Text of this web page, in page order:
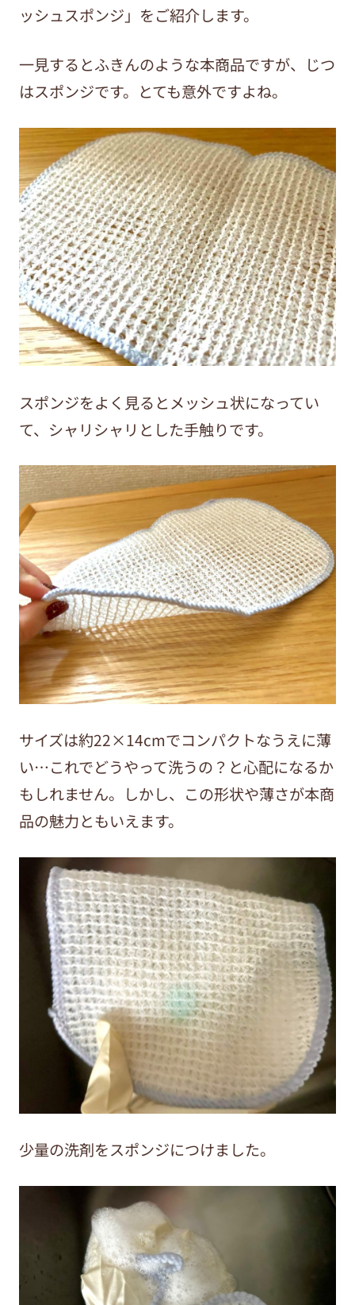
ッシュスポンジ」をご紹介します。
一見するとふきんのような本商品ですが、じつ
はスポンジです。とても意外ですよね。
スポンジをよく見るとメッシュ状になってい
て、シャリシャリとした手触りです。
サイズは約22×14cmでコンパクトなうえに薄
い…これでどうやって洗うの？と心配になるか
もしれません。しかし、この形状や薄さが本商
品の魅力ともいえます。
少量の洗剤をスポンジにつけました。